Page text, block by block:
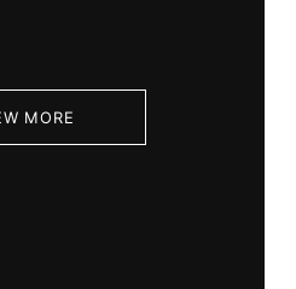
MORE